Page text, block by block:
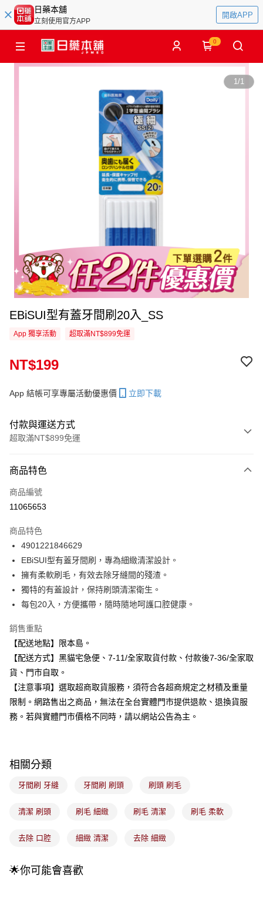
日藥本舖
立刻使用官方APP
開啟APP
0
1/1
EBiSUI型有蓋牙間刷20入_SS
App 獨享活動 超取滿NT$899免運
NT$199
App 結帳可享專屬活動優惠價 立即下載
付款與運送方式
超取滿NT$899免運
信用卡一次付款
信用卡分期付款
合作金庫商業銀行
華南商業銀行
上海商業儲蓄銀行
台北富邦商業銀行
國泰世華商業銀行
兆豐國際商業銀行
臺灣中小企業銀行
台中商業銀行
匯豐（台灣）商業銀行
華泰商業銀行
聯邦商業銀行
遠東國際商業銀行
元大商業銀行
台新國際商業銀行
台灣樂天信用卡公司
LINE Pay
Apple Pay
街口支付
悠遊付
Google Pay
全盈+PAY
大哥付你分期
相關說明
【大哥付你分期使用說明】
成交易。
4.訂單成立30分鐘內，如未前往確認交易或遇審核未通過，訂單將自動取
【繳款方式說明】
醒簡訊。
運送方式
付款後全家取貨
每筆NT$100，滿NT$899(含以上)免運費
商品特色
商品編號
11065653
商品特色
4901221846629
EBiSUI型有蓋牙間刷，專為細緻清潔設計。
擁有柔軟刷毛，有效去除牙縫間的殘渣。
獨特的有蓋設計，保持刷頭清潔衛生。
每包20入，方便攜帶，隨時隨地呵護口腔健康。
銷售重點
【配送地點】限本島。
【配送方式】黑貓宅急便、7-11/全家取貨付款、付款後7-36/全家取
貨、門市自取。
【注意事項】選取超商取貨服務，須符合各超商規定之材積及重量
限制。網路售出之商品，無法在全台實體門市提供退款、退換貨服
務。若與實體門市價格不同時，請以網站公告為主。
相關分類
牙間刷 牙縫 牙間刷 刷頭 刷頭 刷毛
清潔 刷頭 刷毛 細緻 刷毛 清潔 刷毛 柔軟
去除 口腔 細緻 清潔 去除 細緻
🌟你可能會喜歡